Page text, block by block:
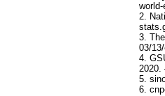
world-
2.
3.
03/
4.
2020.
5.
6.